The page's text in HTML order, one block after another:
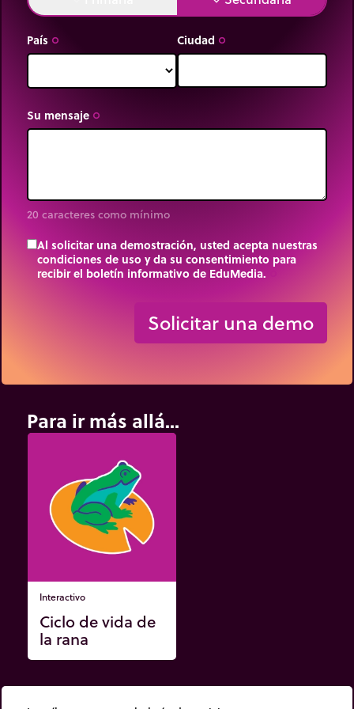
País trip_origin Ciudad trip_origin
Su mensaje trip_origin
20 caracteres como mínimo
Al solicitar una demostración, usted acepta nuestras
condiciones de uso y da su consentimiento para
recibir el boletín informativo de EduMedia.
Solicitar una demo
Para ir más allá...
Interactivo
Ciclo de vida de
la rana